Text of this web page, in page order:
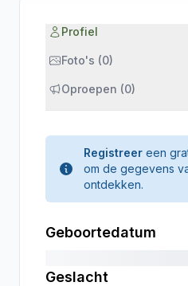
Profiel
Foto's (0)
Oproepen (0)
Registreer een
om de gegevens
ontdekken.
Geboortedatum
Geslacht